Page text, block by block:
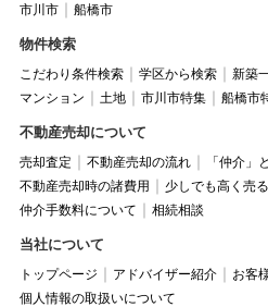
市川市 船橋市
物件検索
こだわり条件検索 学区から検索 新築
マンション
土地 市川市特集 船橋市
不動産売却について
売却査定 不動産売却の流れ
「仲介」
不動産売却時の諸費用
少しでも高く売
仲介手数料について
相続相談
当社について
トップページ アドバイザー紹介 お客
個人情報の取扱いについて